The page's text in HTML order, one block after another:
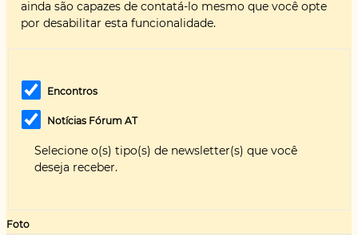
ainda são capazes de contatá-lo mesmo que você opte
por desabilitar esta funcionalidade.
Encontros
Notícias Fórum AT
Selecione o(s) tipo(s) de newsletter(s) que você
deseja receber.
Foto